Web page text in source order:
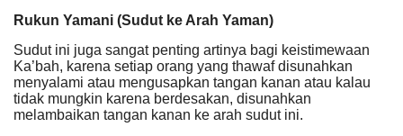
Rukun Yamani (Sudut ke Arah Yaman)
Sudut ini juga sangat penting artinya bagi keistimewaan
Ka’bah, karena setiap orang yang thawaf disunahkan
menyalami atau mengusapkan tangan kanan atau kalau
tidak mungkin karena berdesakan, disunahkan
melambaikan tangan kanan ke arah sudut ini.